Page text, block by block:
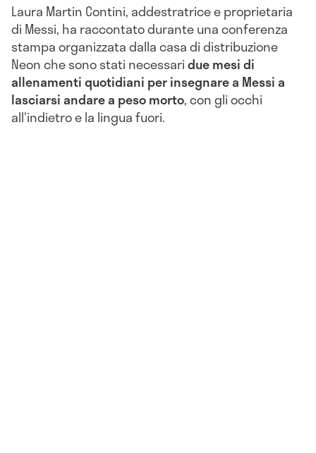
Laura Martin Contini, addestratrice e proprietaria
di Messi, ha raccontato durante una conferenza
stampa organizzata dalla casa di distribuzione
Neon che sono stati necessaridue mesi di
allenamenti quotidiani per insegnare a Messi a
lasciarsi andare a peso morto, con gli occhi
all'indietro e la lingua fuori.